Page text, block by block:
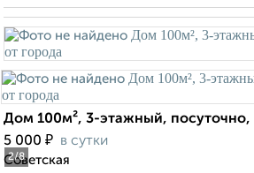
2/8
Дом 100м², 3-этажный, посуточно,
5 000 ₽ в сутки
Советская